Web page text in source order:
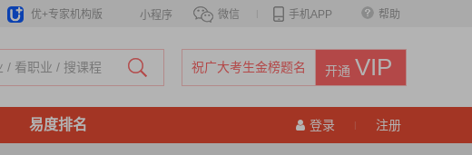
帮助
手机APP
微信
小程序
优+专家机构版
祝广大考生金榜题名 开通 VIP
易度排名 登录 | 注册